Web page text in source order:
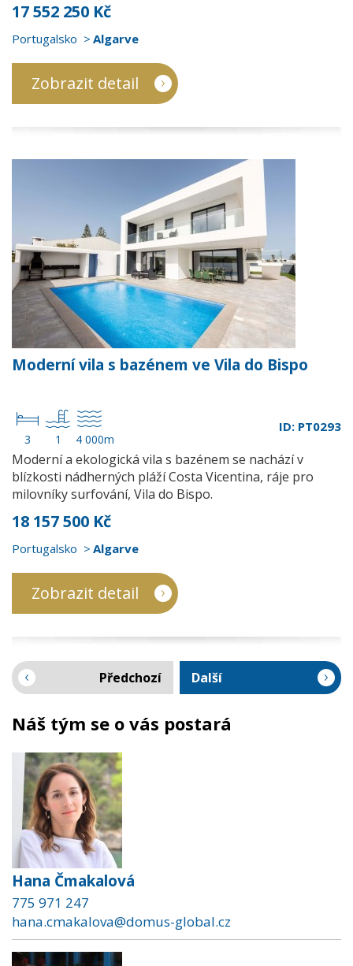
17 552 250 Kč
Portugalsko Algarve
Zobrazit detail
Moderní vila s bazénem ve Vila do Bispo
3 1 4 000m
ID: PT0293
Moderní a ekologická vila s bazénem se nachází v
blízkosti nádherných pláží Costa Vicentina, ráje pro
milovníky surfování, Vila do Bispo.
18 157 500 Kč
Portugalsko Algarve
Zobrazit detail
Předchozí Další
Náš tým se o vás postará
Hana Čmakalová
775 971 247
hana.cmakalova@domus-global.cz